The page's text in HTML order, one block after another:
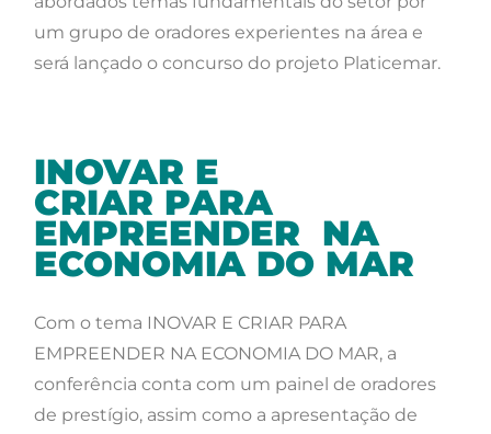
um grupo de oradores experientes na área e
será lançado o concurso do projeto Platicemar.
INOVAR E
CRIAR PARA
EMPREENDER NA
ECONOMIA DO MAR
Com o tema INOVAR E CRIAR PARA
EMPREENDER NA ECONOMIA DO MAR, a
conferência conta com um painel de oradores
de prestígio, assim como a apresentação de